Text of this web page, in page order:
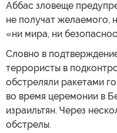
Аббас зловеще
не получат желаемого,
«ни мира, ни
Словно в
террористы в
обстреляли ракетами
во время церемонии в
израильтян. Через
обстрелы.